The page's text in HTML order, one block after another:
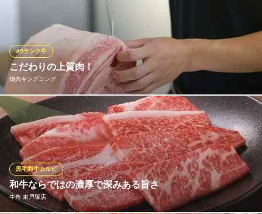
入れております。確かな目利きで取り揃えた牛肉は、肉質が柔ら
かく赤身の中に美しく細かなサシが入り、肉の旨味と脂の甘味、
舌の上でとろけるようなまろやかな味わいが特徴です。自慢のA5
国産黒毛和牛雌を思う存分ご堪能あれ！
焼肉 げんてん
A5国産黒毛和牛雌焼肉
ＪＲ横須賀線東戸塚駅 徒歩1分
神奈川県横浜市戸塚区品濃町539-5 東戸塚駅前ビル6F
こだわりの上質肉！
焼肉キングコング
A5ランク牛
最高峰のA5ランク山形牛「雪降り和牛」を使用。 ●超濃厚な肉の
旨み！ ●融点の低いとろけるサシ！ ●圧倒的な柔らかさ！ ●『ヒル
ナンデス』"お肉ランキング"で１位！国産の最上級です！
焼肉キングコング
東戸塚×ホルモン焼肉
ＪＲ横須賀線東戸塚駅東口 徒歩5分
神奈川県横浜市戸塚区品濃町515-1 ニューシティ東戸塚南の街2-103
和牛ならではの濃厚で深みある旨さ
牛角 東戸塚店
黒毛和牛カルビ